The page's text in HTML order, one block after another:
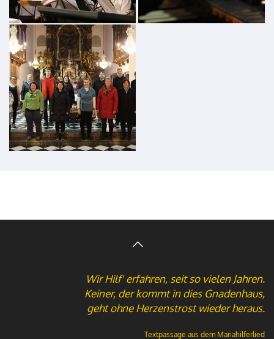
Wir Hilf' erfahren, seit so vielen Jahren.
Keiner, der kommt in dies Gnadenhaus,
geht ohne Herzenstrost wieder heraus.
Textpassage aus dem Mariahilferlied